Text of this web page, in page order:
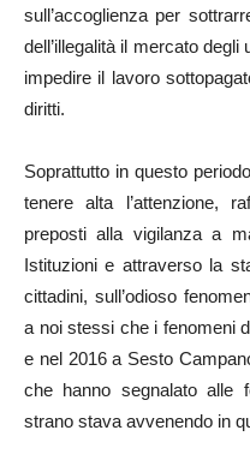
sull’accoglienza per
dell’illegalità il mercato
impedire il lavoro
diritti.
Soprattutto in questo
tenere alta l’attenzione,
preposti alla vigilanza a
Istituzioni e attraverso la
cittadini, sull’odioso
a noi stessi che i fenomeni
e nel 2016 a Sesto
che hanno segnalato alle
strano stava avvenendo in